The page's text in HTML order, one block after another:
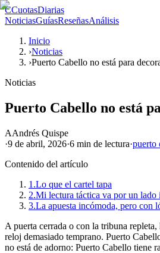
CCuotasDiarias
NoticiasGuíasReseñasAnálisis
Inicio
›Noticias
›Puerto Cabello no está para
Noticias
Puerto Cabello no está
AAndrés Quispe
·9 de abril, 2026·6 min de lectura·puerto
Contenido del artículo
1.Lo que el cartel tapa
2.Mi lectura táctica va por un lado
3.La apuesta incómoda, pero con
A puerta cerrada o con la tribuna
reloj demasiado temprano. Puerto
no está de adorno: Puerto Cabello tiene